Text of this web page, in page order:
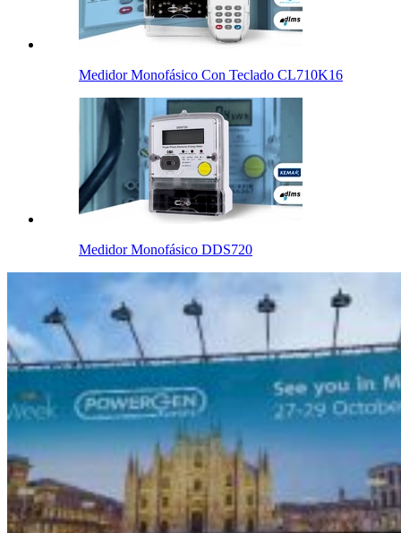
Medidor Monofásico Con Teclado CL710K16
Medidor Monofásico DDS720